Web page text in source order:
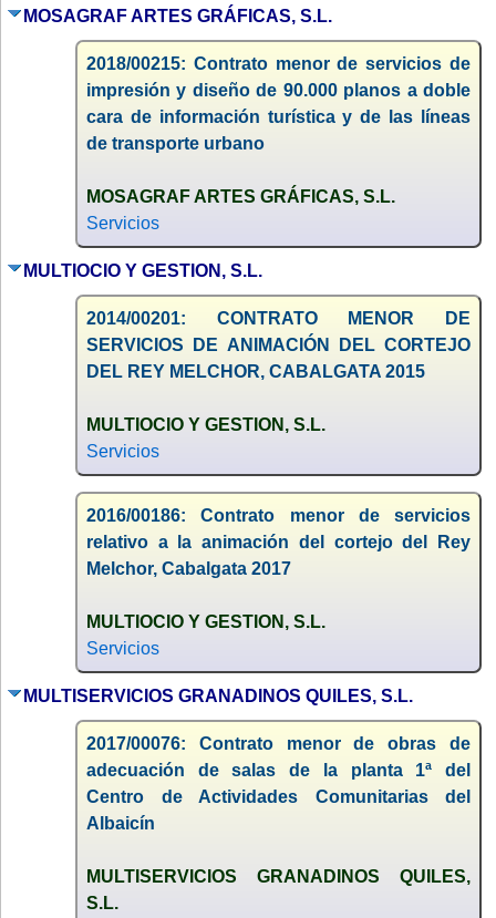
MOSAGRAF ARTES GRÁFICAS, S.L.
2018/00215: Contrato menor de servicios de
impresión y diseño de 90.000 planos a doble
cara de información turística y de las líneas
de transporte urbano
MOSAGRAF ARTES GRÁFICAS, S.L.
Servicios
MULTIOCIO Y GESTION, S.L.
2014/00201: CONTRATO MENOR DE
SERVICIOS DE ANIMACIÓN DEL CORTEJO
DEL REY MELCHOR, CABALGATA 2015
MULTIOCIO Y GESTION, S.L.
Servicios
2016/00186: Contrato menor de servicios
relativo a la animación del cortejo del Rey
Melchor, Cabalgata 2017
MULTIOCIO Y GESTION, S.L.
Servicios
MULTISERVICIOS GRANADINOS QUILES, S.L.
2017/00076: Contrato menor de obras de
adecuación de salas de la planta 1ª del
Centro de Actividades Comunitarias del
Albaicín
MULTISERVICIOS GRANADINOS QUILES,
S.L.